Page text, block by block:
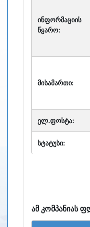
ინფორმაციის
წყარო:
მისამართი:
ელ.ფოსტა:
სტატუსი:
ამ კომპანიას